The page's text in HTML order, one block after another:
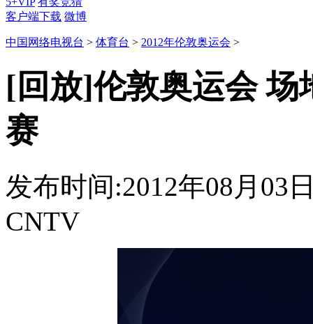
客户端下载 微博
中国网络电视台 > 体育台 > 2012年伦敦奥运会 >
[回放]伦敦奥运会 场
赛
发布时间:2012年08月03
CNTV